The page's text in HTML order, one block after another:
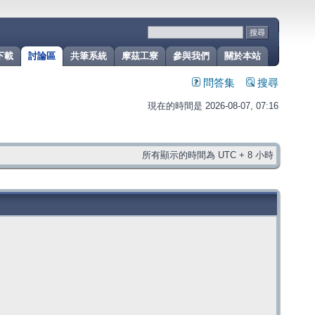
關於本站
參與我們
摩茲工寮
共筆系統
討論區
載
問答集 搜尋
現在的時間是 2026-08-07, 07:16
所有顯示的時間為 UTC + 8 小時